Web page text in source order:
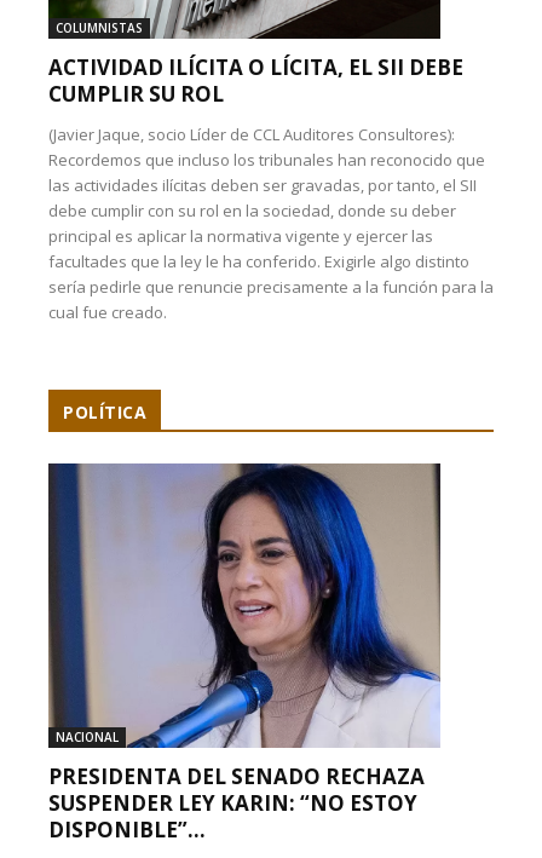
COLUMNISTAS
ACTIVIDAD ILÍCITA O LÍCITA, EL SII DEBE
CUMPLIR SU ROL
(Javier Jaque, socio Líder de CCL Auditores Consultores):
Recordemos que incluso los tribunales han reconocido que
las actividades ilícitas deben ser gravadas, por tanto, el SII
debe cumplir con su rol en la sociedad, donde su deber
principal es aplicar la normativa vigente y ejercer las
facultades que la ley le ha conferido. Exigirle algo distinto
sería pedirle que renuncie precisamente a la función para la
cual fue creado.
POLÍTICA
NACIONAL
PRESIDENTA DEL SENADO RECHAZA
SUSPENDER LEY KARIN: “NO ESTOY
DISPONIBLE”...